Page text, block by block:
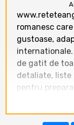
romanesc
gustoase,
de gatit de
detaliate,
pentru
În ultimele 12